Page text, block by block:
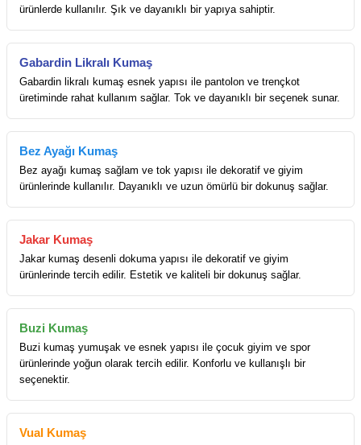
ürünlerde kullanılır. Şık ve dayanıklı bir yapıya sahiptir.
Gabardin Likralı Kumaş
Gabardin likralı kumaş esnek yapısı ile pantolon ve trençkot
üretiminde rahat kullanım sağlar. Tok ve dayanıklı bir seçenek sunar.
Bez Ayağı Kumaş
Bez ayağı kumaş sağlam ve tok yapısı ile dekoratif ve giyim
ürünlerinde kullanılır. Dayanıklı ve uzun ömürlü bir dokunuş sağlar.
Jakar Kumaş
Jakar kumaş desenli dokuma yapısı ile dekoratif ve giyim
ürünlerinde tercih edilir. Estetik ve kaliteli bir dokunuş sağlar.
Buzi Kumaş
Buzi kumaş yumuşak ve esnek yapısı ile çocuk giyim ve spor
ürünlerinde yoğun olarak tercih edilir. Konforlu ve kullanışlı bir
seçenektir.
Vual Kumaş